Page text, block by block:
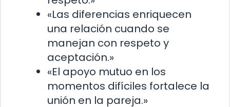
«Las diferencias enriquecen
una relación cuando se
manejan con respeto y
aceptación.»
«El apoyo mutuo en los
momentos difíciles fortalece la
unión en la pareja.»